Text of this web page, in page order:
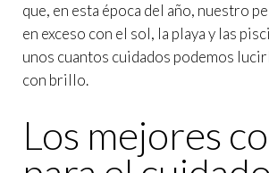
que, en esta época del año, nuestro
en exceso con el sol, la playa y las
unos cuantos cuidados podemos
con brillo.
Los mejores